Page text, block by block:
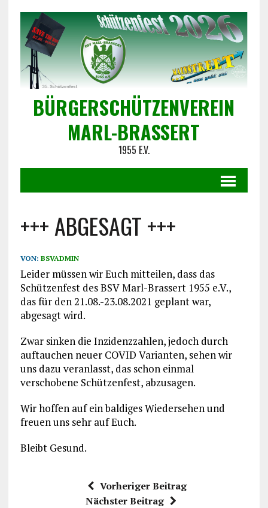
BÜRGERSCHÜTZENVEREIN
MARL-BRASSERT
1955 E.V.
+++ ABGESAGT +++
VON: BSVADMIN
Leider müssen wir Euch mitteilen, dass das
Schützenfest des BSV Marl-Brassert 1955 e.V.,
das für den 21.08.-23.08.2021 geplant war,
abgesagt wird.
Zwar sinken die Inzidenzzahlen, jedoch durch
auftauchen neuer COVID Varianten, sehen wir
uns dazu veranlasst, das schon einmal
verschobene Schützenfest, abzusagen.
Wir hoffen auf ein baldiges Wiedersehen und
freuen uns sehr auf Euch.
Bleibt Gesund.
Vorheriger Beitrag
Nächster Beitrag